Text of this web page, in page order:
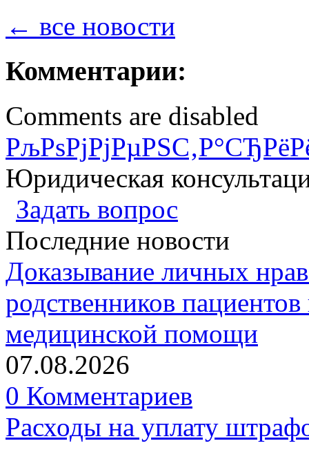
← все новости
Комментарии:
Comments are disabled
Юридическая
Задать вопрос
Последние новости
Доказывание личных
родственников
медицинской помощи
07.08.2026
0 Комментариев
Расходы на уплату